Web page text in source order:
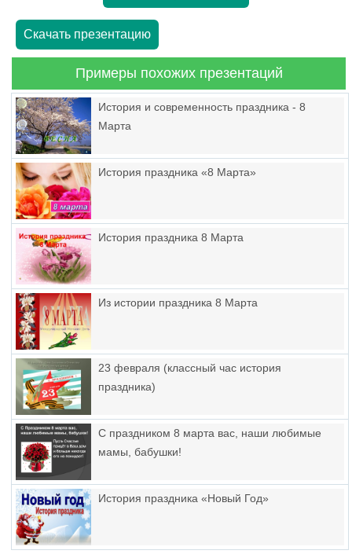
Скачать презентацию
Примеры похожих презентаций
История и современность праздника - 8
Марта
История праздника «8 Марта»
История праздника 8 Марта
Из истории праздника 8 Марта
23 февраля (классный час история
праздника)
С праздником 8 марта вас, наши любимые
мамы, бабушки!
История праздника «Новый Год»